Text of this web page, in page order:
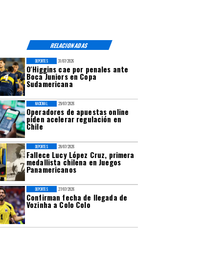
RELACIONADAS
31/07/2026
O'Higgins cae por penales ante
Boca Juniors en Copa
Sudamericana
DEPORTES
29/07/2026
Operadores de apuestas online
piden acelerar regulación en
Chile
NACIONAL
28/07/2026
Fallece Lucy López Cruz, primera
medallista chilena en Juegos
Panamericanos
DEPORTES
27/07/2026
Confirman fecha de llegada de
Vozinha a Colo Colo
DEPORTES